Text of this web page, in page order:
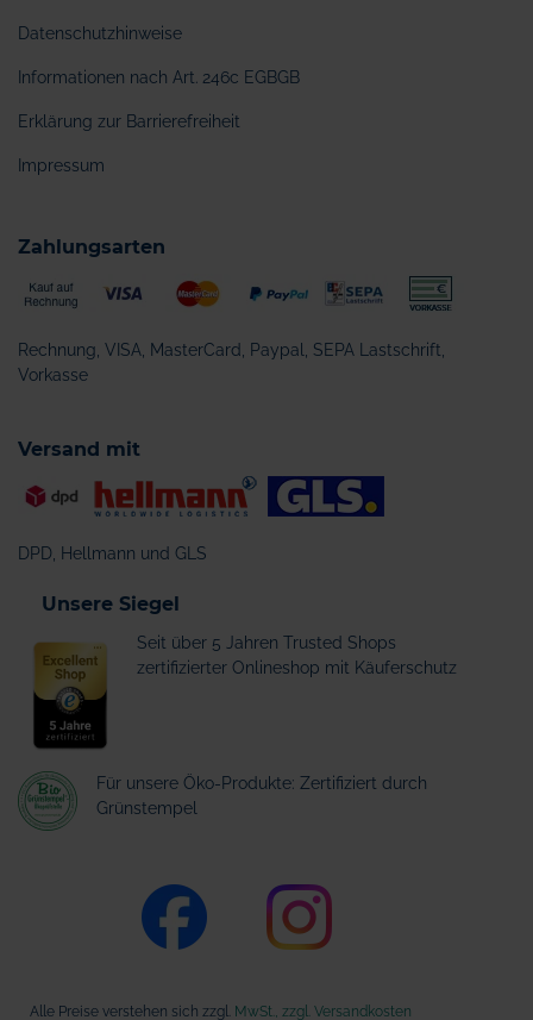
Datenschutzhinweise
Informationen nach Art. 246c EGBGB
Erklärung zur Barrierefreiheit
Impressum
Zahlungsarten
Rechnung, VISA, MasterCard, Paypal, SEPA Lastschrift,
Vorkasse
Versand mit
DPD, Hellmann und GLS
Unsere Siegel
Seit über 5 Jahren Trusted Shops
zertifizierter Onlineshop mit Käuferschutz
Für unsere Öko-Produkte: Zertifiziert durch
Grünstempel
Alle Preise verstehen sich zzgl. MwSt., zzgl. Versandkosten